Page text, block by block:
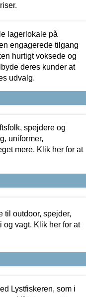
lagerlokale på
engagerede tilgang
hurtigt voksede og
deres kunder at
udvalg.
spejdere og
uniformer,
mere. Klik her for at
til outdoor, spejder,
vagt. Klik her for at
Lystfiskeren, som i